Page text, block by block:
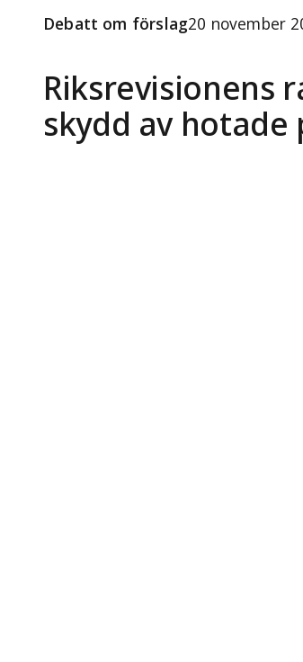
Riksrevisionens
skydd av hotade
Debatt om förslag20 november